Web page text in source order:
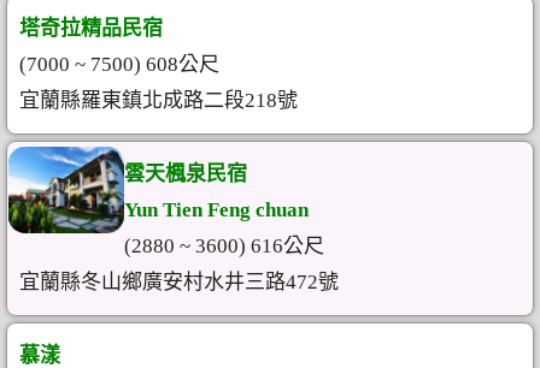
塔奇拉精品民宿
(7000 ~ 7500) 608公尺
宜蘭縣羅東鎮北成路二段218號
雲天楓泉民宿
Yun Tien Feng chuan
(2880 ~ 3600) 616公尺
宜蘭縣冬山鄉廣安村水井三路472號
慕漾